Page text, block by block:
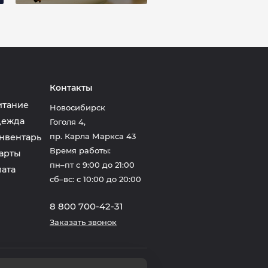
Контакты
Новосибирск
Гоголя 4,
пр. Карла Маркса 43
Время работы:
пн–пт с 9:00 до 21:00
сб–вс: с 10:00 до 20:00
8 800 700-42-31
Заказать звонок